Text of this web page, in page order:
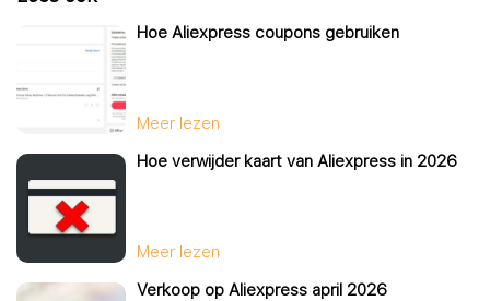
Hoe Aliexpress coupons gebruiken
Meer lezen
Hoe verwijder kaart van Aliexpress in 2026
Meer lezen
Verkoop op Aliexpress april 2026